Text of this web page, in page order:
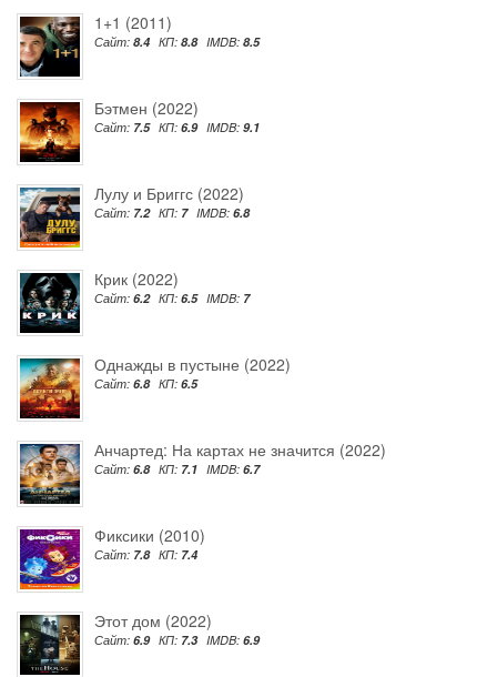
1+1 (2011)
Сайт: 8.4 КП: 8.8 IMDB: 8.5
Бэтмен (2022)
Сайт: 7.5 КП: 6.9 IMDB: 9.1
Лулу и Бриггс (2022)
Сайт: 7.2 КП: 7 IMDB: 6.8
Крик (2022)
Сайт: 6.2 КП: 6.5 IMDB: 7
Однажды в пустыне (2022)
Сайт: 6.8 КП: 6.5
Анчартед: На картах не значится (2022)
Сайт: 6.8 КП: 7.1 IMDB: 6.7
Фиксики (2010)
Сайт: 7.8 КП: 7.4
Этот дом (2022)
Сайт: 6.9 КП: 7.3 IMDB: 6.9